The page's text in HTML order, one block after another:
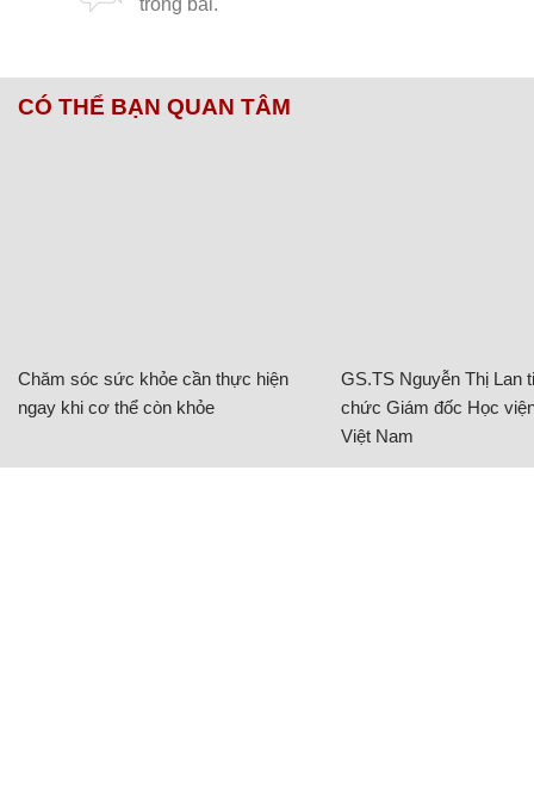
CÓ THỂ BẠN QUAN TÂM
Chăm sóc sức khỏe cần thực hiện
ngay khi cơ thể còn khỏe
GS.TS Nguyễn Thị Lan
chức Giám đốc Học
Việt Nam